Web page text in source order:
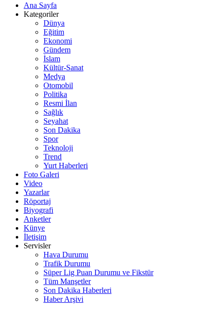
Ana Sayfa
Kategoriler
Dünya
Eğitim
Ekonomi
Gündem
İslam
Kültür-Sanat
Medya
Otomobil
Politika
Resmi İlan
Sağlık
Seyahat
Son Dakika
Spor
Teknoloji
Trend
Yurt Haberleri
Foto Galeri
Video
Yazarlar
Röportaj
Biyografi
Anketler
Künye
İletişim
Servisler
Hava Durumu
Trafik Durumu
Süper Lig Puan Durumu ve Fikstür
Tüm Manşetler
Son Dakika Haberleri
Haber Arşivi